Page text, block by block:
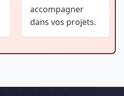
accompagner
dans vos projets.